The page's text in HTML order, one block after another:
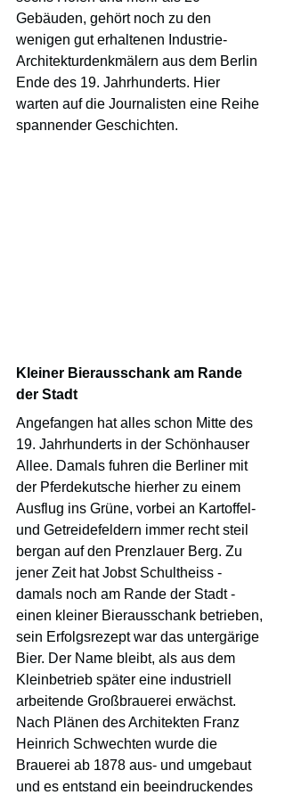
Gebäuden, gehört noch zu den
wenigen gut erhaltenen Industrie-
Architekturdenkmälern aus dem Berlin
Ende des 19. Jahrhunderts. Hier
warten auf die Journalisten eine Reihe
spannender Geschichten.
Kleiner Bierausschank am Rande
der Stadt
Angefangen hat alles schon Mitte des
19. Jahrhunderts in der Schönhauser
Allee. Damals fuhren die Berliner mit
der Pferdekutsche hierher zu einem
Ausflug ins Grüne, vorbei an Kartoffel-
und Getreidefeldern immer recht steil
bergan auf den Prenzlauer Berg. Zu
jener Zeit hat Jobst Schultheiss -
damals noch am Rande der Stadt -
einen kleiner Bierausschank betrieben,
sein Erfolgsrezept war das untergärige
Bier. Der Name bleibt, als aus dem
Kleinbetrieb später eine industriell
arbeitende Großbrauerei erwächst.
Nach Plänen des Architekten Franz
Heinrich Schwechten wurde die
Brauerei ab 1878 aus- und umgebaut
und es entstand ein beeindruckendes